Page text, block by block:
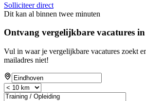
Solliciteer direct
Dit kan al binnen twee minuten
Ontvang vergelijkbare vacatures
Vul in waar je vergelijkbare vacatures zoekt
mailadres niet!